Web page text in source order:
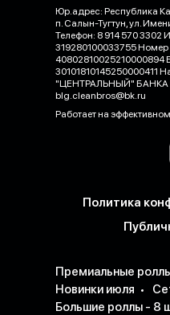
Юр.адрес: Республика
п. Салын-Тугтун, ул.
Телефон: 8 914 570
319280100033755 Номер
40802810025210000894
30101810145250000411
"ЦЕНТРАЛЬНЫЙ" БАНКА
blg.cleanbros@bk.ru
Работает на
Политика
Премиальные
Новинки июля
Большие роллы - 8